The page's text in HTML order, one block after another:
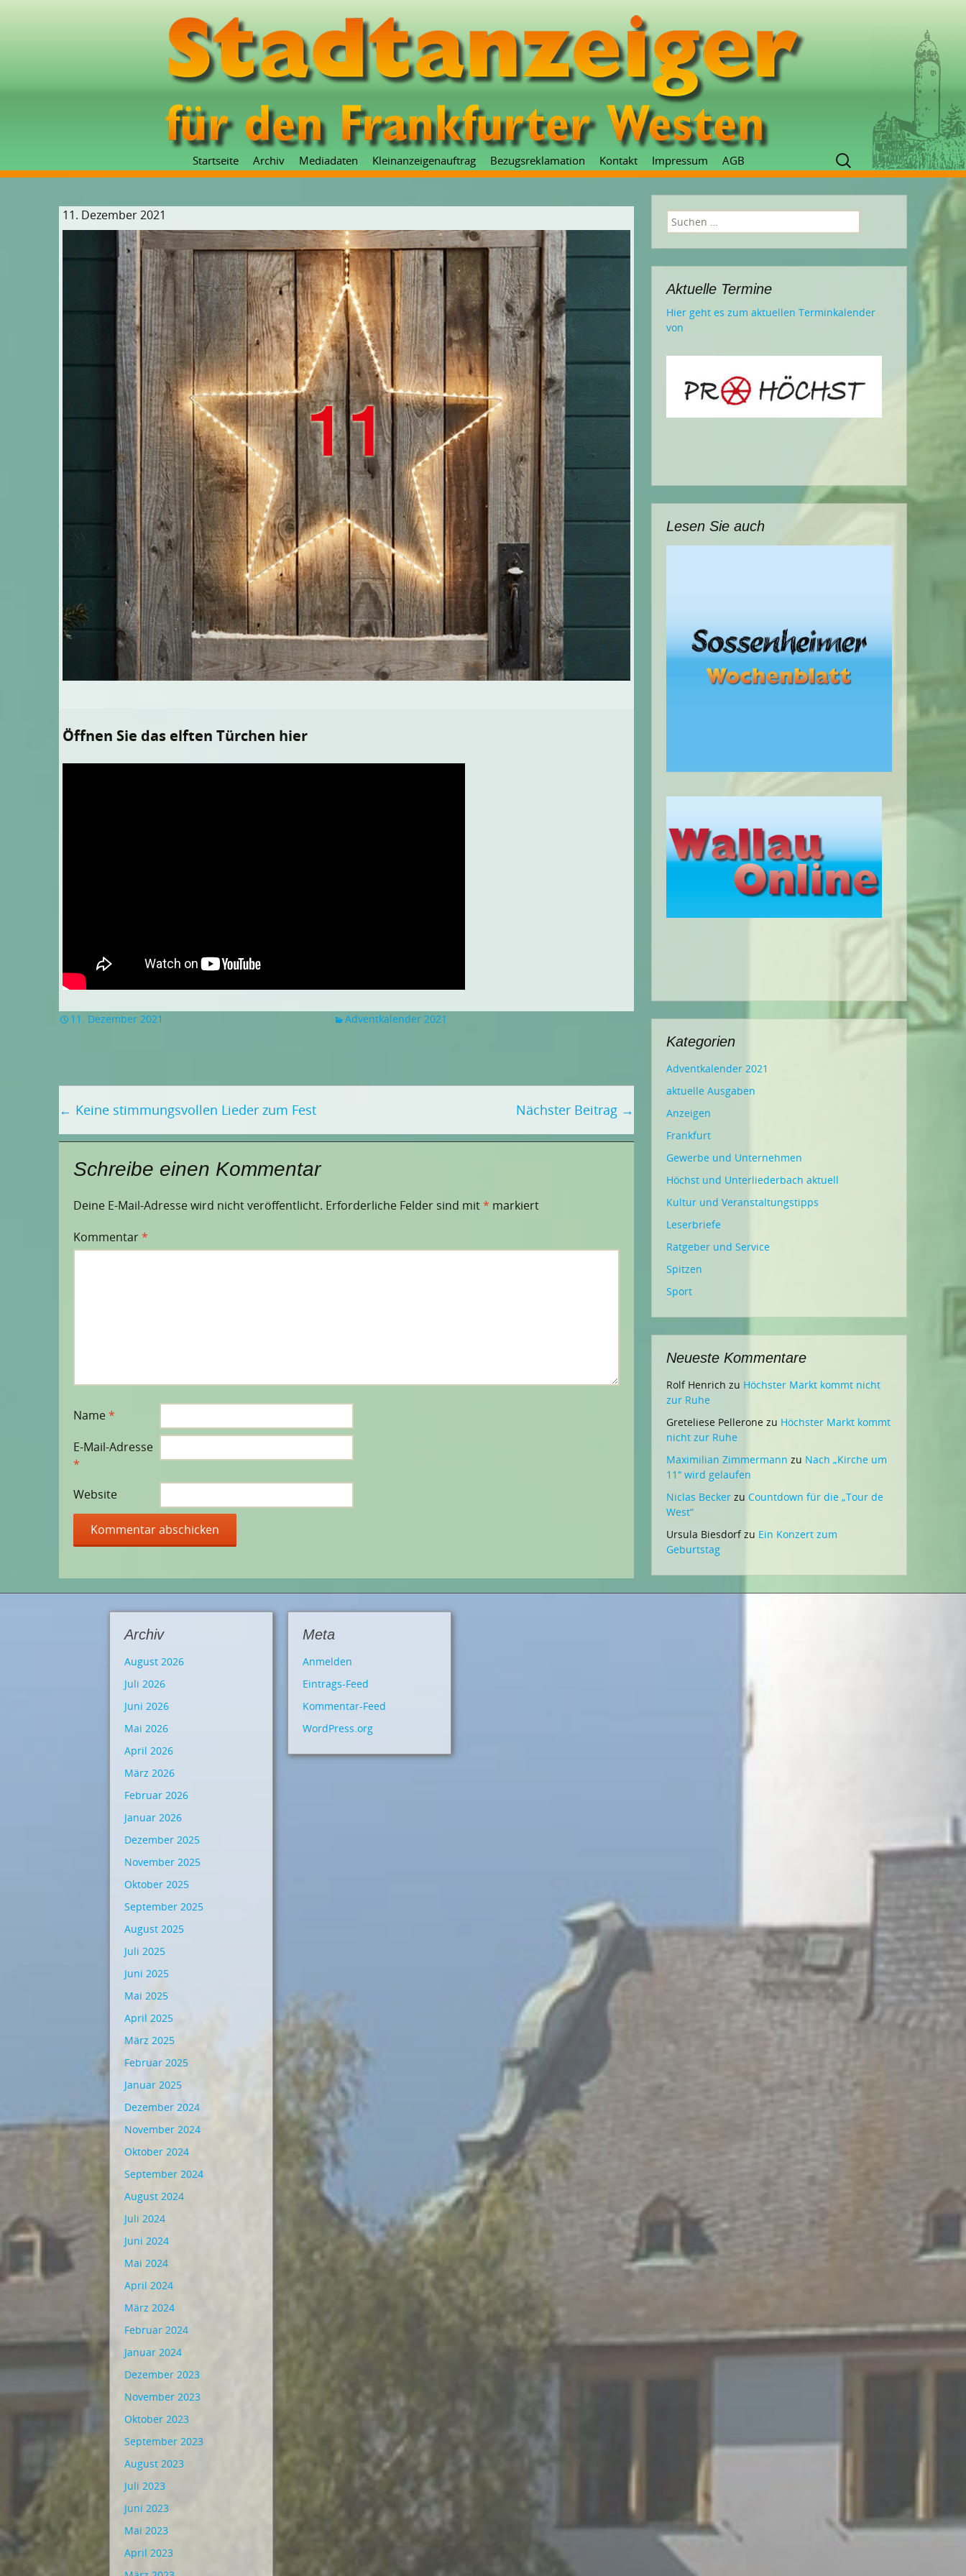
Zum
Inhalt
Startseite Archiv Mediadaten Kleinanzeigenauftrag Bezugsreklamation Kontakt Impressum AGB
Suchen
nach:
11. Dezember 2021
Öffnen Sie das elften Türchen hier
11. Dezember 2021 Adventkalender 2021
Beitragsnavigation
← Keine stimmungsvollen Lieder zum Fest Nächster Beitrag →
Schreibe einen Kommentar
Deine E-Mail-Adresse wird nicht veröffentlicht. Erforderliche Felder sind mit* markiert
Kommentar*
Name*
E-Mail-Adresse
*
Website
Suchen
nach:
Aktuelle Termine
Hier geht es zum aktuellen Terminkalender
von
Lesen Sie auch
Kategorien
Adventkalender 2021
aktuelle Ausgaben
Anzeigen
Frankfurt
Gewerbe und Unternehmen
Höchst und Unterliederbach aktuell
Kultur und Veranstaltungstipps
Leserbriefe
Ratgeber und Service
Spitzen
Sport
Neueste Kommentare
Rolf Henrich zu Höchster Markt kommt nicht
zur Ruhe
Greteliese Pellerone zu Höchster Markt kommt
nicht zur Ruhe
Maximilian Zimmermann zu Nach „Kirche um
11“ wird gelaufen
Niclas Becker zu Countdown für die „Tour de
West“
Ursula Biesdorfzu Ein Konzert zum
Geburtstag
Archiv
August 2026
Juli 2026
Juni 2026
Mai 2026
April 2026
März 2026
Februar 2026
Januar 2026
Dezember 2025
November 2025
Oktober 2025
September 2025
August 2025
Juli 2025
Juni 2025
Mai 2025
April 2025
März 2025
Februar 2025
Januar 2025
Dezember 2024
November 2024
Oktober 2024
September 2024
August 2024
Juli 2024
Juni 2024
Mai 2024
April 2024
März 2024
Februar 2024
Januar 2024
Dezember 2023
November 2023
Oktober 2023
September 2023
August 2023
Juli 2023
Juni 2023
Mai 2023
April 2023
Meta
Anmelden
Eintrags-Feed
Kommentar-Feed
WordPress.org